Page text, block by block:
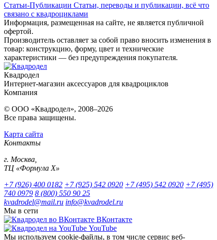
Статьи-Публикации Статьи, переводы и публикации, всё что
связано с квадроциклами
Информация, размещенная на сайте, не является публичной
офертой.
Производитель оставляет за собой право вносить изменения в
товар: конструкцию, форму, цвет и технические
характеристики — без предупреждения покупателя.
Квадродел
Интернет-магазин аксессуаров для квадроциклов
Компания
© ООО «Квадродел», 2008–2026
Все права защищены.
Карта сайта
Контакты
г. Москва,
ТЦ «Формула Х»
+7 (926) 400 0182 +7 (925) 542 0920 +7 (495) 542 0920 +7 (495)
740 0979 8 (800) 550 90 25
kvadrodel@mail.ru info@kvadrodel.ru
Мы в сети
ВКонтакте
YouTube
Мы используем cookie-файлы, в том числе сервис веб-